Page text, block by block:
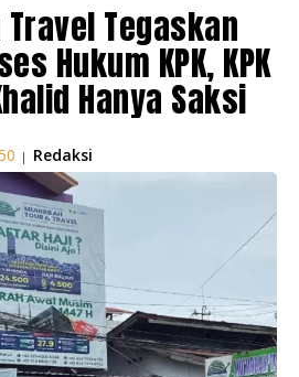
Tegaskan
Hukum KPK, KPK
Hanya Saksi
| Redaksi